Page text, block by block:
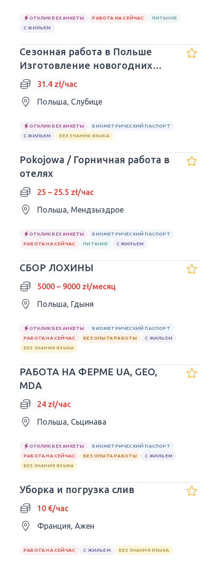
ОТКЛИК БЕЗ АНКЕТЫ РАБОТА НА СЕЙЧАС
ПИТАНИЕ
С ЖИЛЬЕМ
Сезонная работа в Польше
Изготовление новогодних
декораций
31.4 zł/час
Польша, Слубице
ОТКЛИК БЕЗ АНКЕТЫ
БИОМЕТРИЧЕСКИЙ ПАСПОРТ
С ЖИЛЬЕМ
БЕЗ ЗНАНИЯ ЯЗЫКА
Pokojowa / Горничная работа в
отелях
25 – 25.5 zł/час
Польша, Мендзыздрое
ОТКЛИК БЕЗ АНКЕТЫ
БИОМЕТРИЧЕСКИЙ ПАСПОРТ
РАБОТА НА СЕЙЧАС
ПИТАНИЕ С ЖИЛЬЕМ
СБОР ЛОХИНЫ
5000 – 9000 zł/месяц
Польша, Гдыня
ОТКЛИК БЕЗ АНКЕТЫ
БИОМЕТРИЧЕСКИЙ ПАСПОРТ
РАБОТА НА СЕЙЧАС
БЕЗ ОПЫТА РАБОТЫ
С ЖИЛЬЕМ
БЕЗ ЗНАНИЯ ЯЗЫКА
РАБОТА НА ФЕРМЕ UA, GEO,
MDA
24 zł/час
Польша, Сьцинава
ОТКЛИК БЕЗ АНКЕТЫ
БИОМЕТРИЧЕСКИЙ ПАСПОРТ
РАБОТА НА СЕЙЧАС
БЕЗ ОПЫТА РАБОТЫ
С ЖИЛЬЕМ
БЕЗ ЗНАНИЯ ЯЗЫКА
Уборка и погрузка слив
10 €/час
Франция, Ажен
РАБОТА НА СЕЙЧАС С ЖИЛЬЕМ БЕЗ ЗНАНИЯ ЯЗЫКА